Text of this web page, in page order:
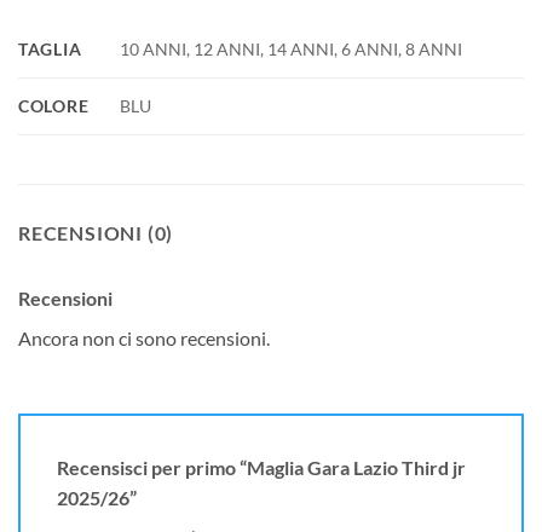
TAGLIA 10 ANNI, 12 ANNI, 14 ANNI, 6 ANNI, 8 ANNI
COLORE BLU
RECENSIONI (0)
Recensioni
Ancora non ci sono recensioni.
Recensisci per primo “Maglia Gara Lazio Third jr
2025/26”